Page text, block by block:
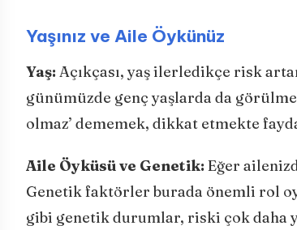
Yaşınız ve Aile Öykünüz
Yaş: Açıkçası, yaş ilerledikçe risk
günümüzde genç yaşlarda da görülme
olmaz’ dememek, dikkat etmekte
Aile Öyküsü ve Genetik: Eğer
Genetik faktörler burada önemli rol
gibi genetik durumlar, riski çok daha